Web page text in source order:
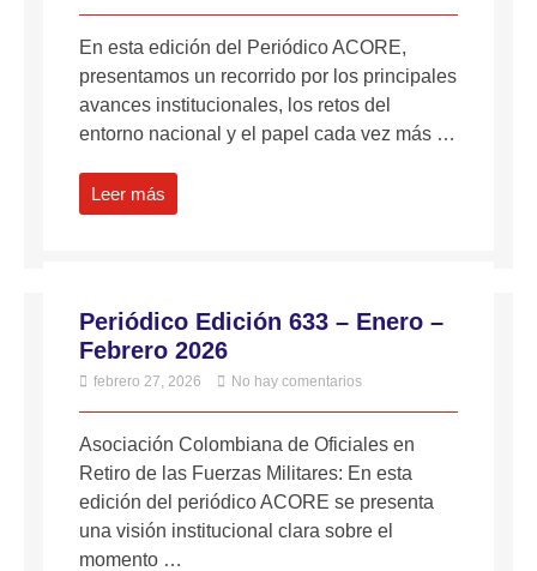
En esta edición del Periódico ACORE,
presentamos un recorrido por los principales
avances institucionales, los retos del
entorno nacional y el papel cada vez más …
Leer más
Periódico Edición 633 – Enero –
Febrero 2026
febrero 27, 2026 No hay comentarios
Asociación Colombiana de Oficiales en
Retiro de las Fuerzas Militares: En esta
edición del periódico ACORE se presenta
una visión institucional clara sobre el
momento …